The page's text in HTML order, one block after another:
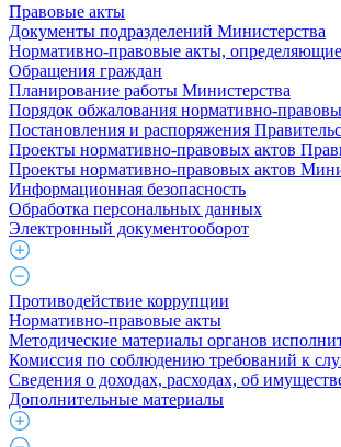
Правовые акты
Документы подразделений Министерства
Нормативно-правовые акты,
Обращения граждан
Планирование работы Министерства
Порядок обжалования нормативно-
Постановления и распоряжения
Проекты нормативно-правовых актов
Проекты нормативно-правовых актов
Информационная безопасность
Обработка персональных данных
Электронный документооборот
Противодействие коррупции
Нормативно-правовые акты
Методические материалы органов
Комиссия по соблюдению требований к
Сведения о доходах, расходах, об
Дополнительные материалы